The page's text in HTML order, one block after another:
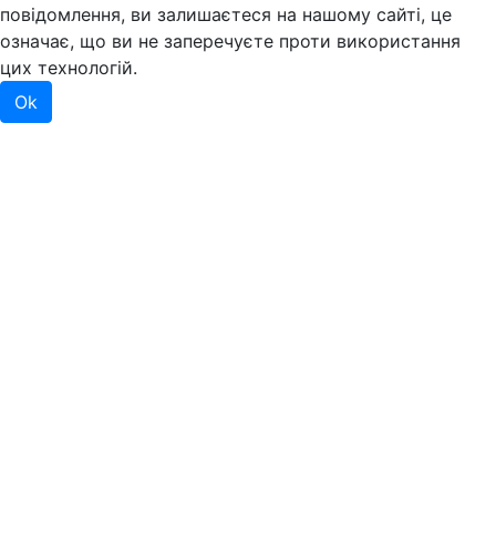
повідомлення, ви залишаєтеся на нашому сайті, це
означає, що ви не заперечуєте проти використання
цих технологій.
Ok